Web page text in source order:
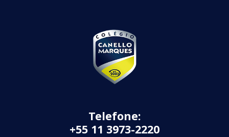
Telefone:
+55 11 3973-2220